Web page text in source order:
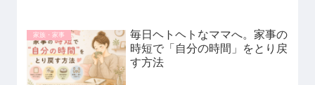
家族・家事
毎日ヘトヘトなママへ。家事の
時短で「自分の時間」をとり戻
す方法